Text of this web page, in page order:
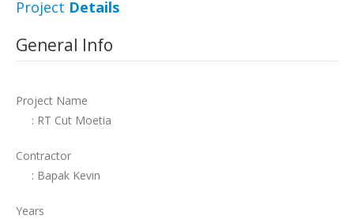
Project Details
General Info
Project Name
: RT Cut Moetia
Contractor
: Bapak Kevin
Years